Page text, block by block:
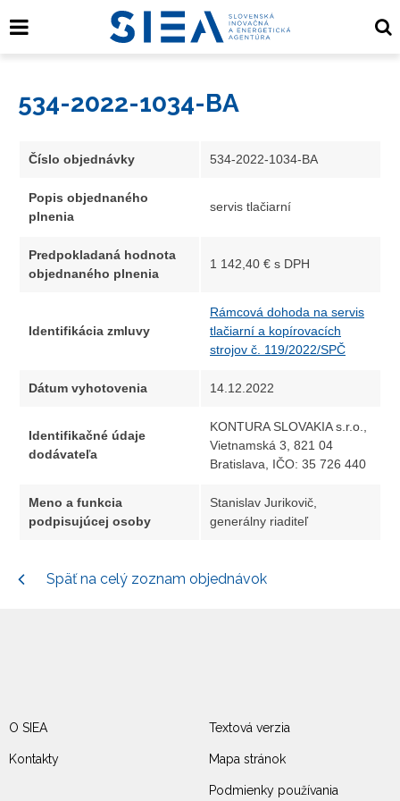
534-2022-1034-BA
Číslo objednávky 534-2022-1034-BA
Popis objednaného
plnenia
servis tlačiarní
Predpokladaná hodnota
objednaného plnenia
1 142,40 € s DPH
Identifikácia zmluvy
Rámcová dohoda na servis
tlačiarní a kopírovacích
strojov č. 119/2022/SPČ
Dátum vyhotovenia 14.12.2022
Identifikačné údaje
dodávateľa
KONTURA SLOVAKIA s.r.o.,
Vietnamská 3, 821 04
Bratislava, IČO: 35 726 440
Meno a funkcia
podpisujúcej osoby
Stanislav Jurikovič,
generálny riaditeľ
Späť na celý zoznam objednávok
O SIEA
Kontakty
Textová verzia
Mapa stránok
Podmienky používania